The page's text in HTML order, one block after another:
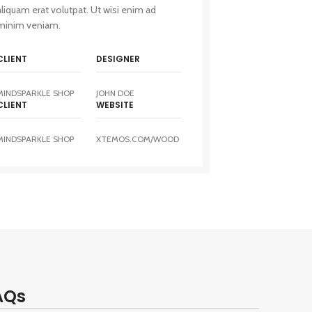
erat volutpat. Ut wisi enim ad
veniam.
SHOP
DESIGNER
JOHN DOE
SHOP
WEBSITE
XTEMOS.COM/WOOD